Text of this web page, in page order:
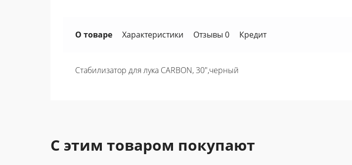
О товаре Характеристики Отзывы 0 Кредит
Стабилизатор для лука CARBON, 30",черный
С этим товаром покупают